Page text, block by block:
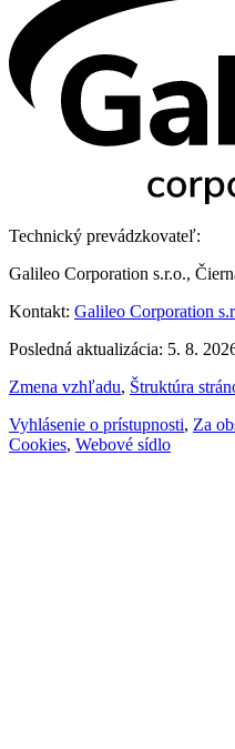
Technický prevádzkovateľ:
Galileo Corporation s.r.o.,
Kontakt: Galileo Corporation
Posledná aktualizácia: 5. 8.
Zmena vzhľadu, Štruktúra
Vyhlásenie o prístupnosti, Za
Cookies, Webové sídlo